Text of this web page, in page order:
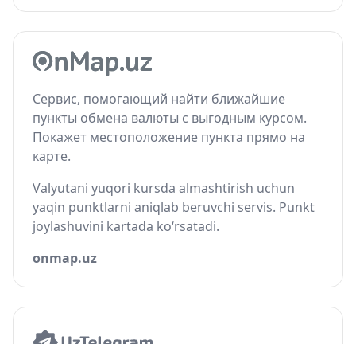
Сервис, помогающий найти ближайшие
пункты обмена валюты с выгодным курсом.
Покажет местоположение пункта прямо на
карте.
Valyutani yuqori kursda almashtirish uchun
yaqin punktlarni aniqlab beruvchi servis. Punkt
joylashuvini kartada ko‘rsatadi.
onmap.uz